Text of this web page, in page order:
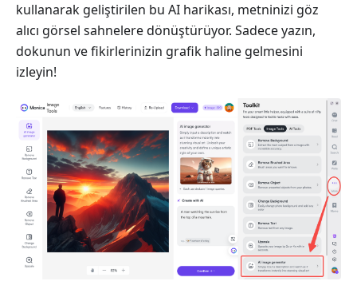
kullanarak geliştirilen bu AI harikası, metninizi göz
alıcı görsel sahnelere dönüştürüyor. Sadece yazın,
dokunun ve fikirlerinizin grafik haline gelmesini
izleyin!